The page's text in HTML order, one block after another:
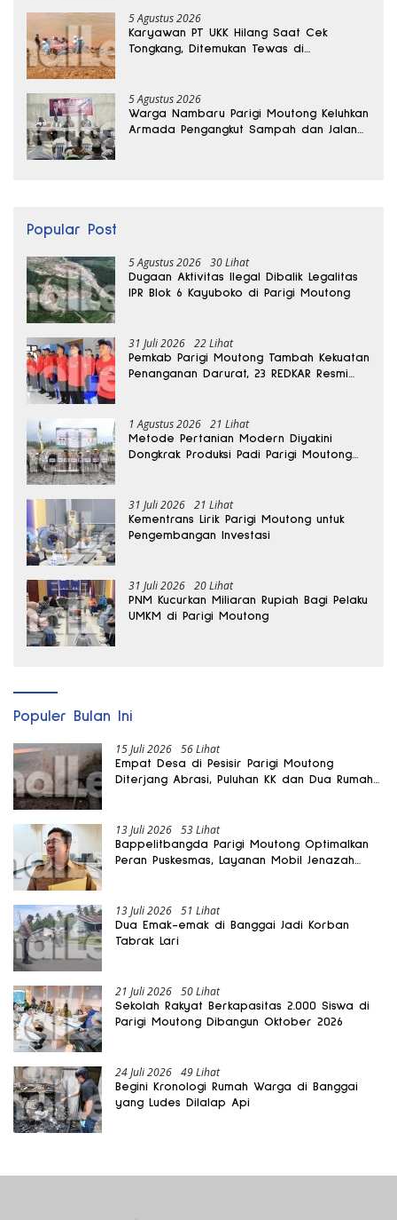
5 Agustus 2026
Karyawan PT UKK Hilang Saat Cek
Tongkang, Ditemukan Tewas di
5 Agustus 2026
Warga Nambaru Parigi Moutong Keluhkan
Armada Pengangkut Sampah dan Jalan
Popular Post
5 Agustus 2026 30 Lihat
Dugaan Aktivitas Ilegal Dibalik Legalitas
IPR Blok 6 Kayuboko di Parigi Moutong
31 Juli 2026 22 Lihat
Pemkab Parigi Moutong Tambah Kekuatan
Penanganan Darurat, 23 REDKAR Resmi
1 Agustus 2026 21 Lihat
Metode Pertanian Modern Diyakini
Dongkrak Produksi Padi Parigi Moutong
31 Juli 2026 21 Lihat
Kementrans Lirik Parigi Moutong untuk
Pengembangan Investasi
31 Juli 2026 20 Lihat
PNM Kucurkan Miliaran Rupiah Bagi Pelaku
UMKM di Parigi Moutong
Populer Bulan Ini
15 Juli 2026 56 Lihat
Empat Desa di Pesisir Parigi Moutong
Diterjang Abrasi, Puluhan KK dan Dua Rumah
13 Juli 2026 53 Lihat
Bappelitbangda Parigi Moutong Optimalkan
Peran Puskesmas, Layanan Mobil Jenazah
13 Juli 2026 51 Lihat
Dua Emak-emak di Banggai Jadi Korban
Tabrak Lari
21 Juli 2026 50 Lihat
Sekolah Rakyat Berkapasitas 2.000 Siswa di
Parigi Moutong Dibangun Oktober 2026
24 Juli 2026 49 Lihat
Begini Kronologi Rumah Warga di Banggai
yang Ludes Dilalap Api